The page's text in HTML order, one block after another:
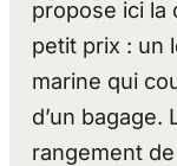
propose ici la
petit prix : un
marine qui
d’un
rangement